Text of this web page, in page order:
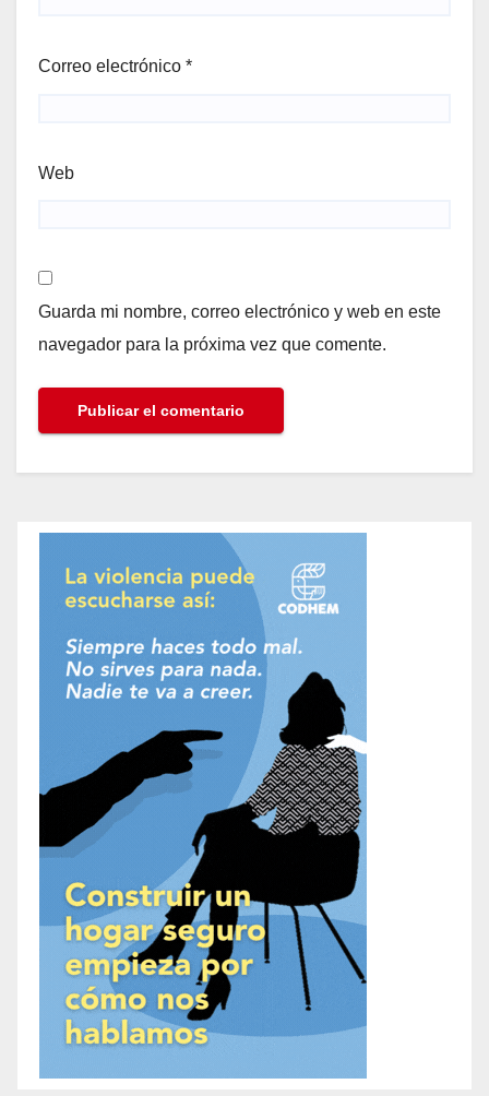
Correo electrónico *
Web
Guarda mi nombre, correo electrónico y web en este
navegador para la próxima vez que comente.